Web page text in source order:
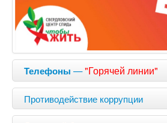
Телефоны —"Горячей линии"
Противодействие коррупции